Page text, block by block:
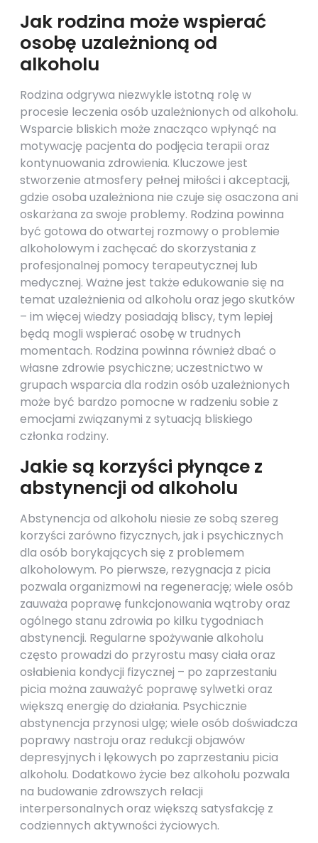
Jak rodzina może wspierać
osobę uzależnioną od
alkoholu
Rodzina odgrywa niezwykle istotną rolę w
procesie leczenia osób uzależnionych od alkoholu.
Wsparcie bliskich może znacząco wpłynąć na
motywację pacjenta do podjęcia terapii oraz
kontynuowania zdrowienia. Kluczowe jest
stworzenie atmosfery pełnej miłości i akceptacji,
gdzie osoba uzależniona nie czuje się osaczona ani
oskarżana za swoje problemy. Rodzina powinna
być gotowa do otwartej rozmowy o problemie
alkoholowym i zachęcać do skorzystania z
profesjonalnej pomocy terapeutycznej lub
medycznej. Ważne jest także edukowanie się na
temat uzależnienia od alkoholu oraz jego skutków
– im więcej wiedzy posiadają bliscy, tym lepiej
będą mogli wspierać osobę w trudnych
momentach. Rodzina powinna również dbać o
własne zdrowie psychiczne; uczestnictwo w
grupach wsparcia dla rodzin osób uzależnionych
może być bardzo pomocne w radzeniu sobie z
emocjami związanymi z sytuacją bliskiego
członka rodziny.
Jakie są korzyści płynące z
abstynencji od alkoholu
Abstynencja od alkoholu niesie ze sobą szereg
korzyści zarówno fizycznych, jak i psychicznych
dla osób borykających się z problemem
alkoholowym. Po pierwsze, rezygnacja z picia
pozwala organizmowi na regenerację; wiele osób
zauważa poprawę funkcjonowania wątroby oraz
ogólnego stanu zdrowia po kilku tygodniach
abstynencji. Regularne spożywanie alkoholu
często prowadzi do przyrostu masy ciała oraz
osłabienia kondycji fizycznej – po zaprzestaniu
picia można zauważyć poprawę sylwetki oraz
większą energię do działania. Psychicznie
abstynencja przynosi ulgę; wiele osób doświadcza
poprawy nastroju oraz redukcji objawów
depresyjnych i lękowych po zaprzestaniu picia
alkoholu. Dodatkowo życie bez alkoholu pozwala
na budowanie zdrowszych relacji
interpersonalnych oraz większą satysfakcję z
codziennych aktywności życiowych.